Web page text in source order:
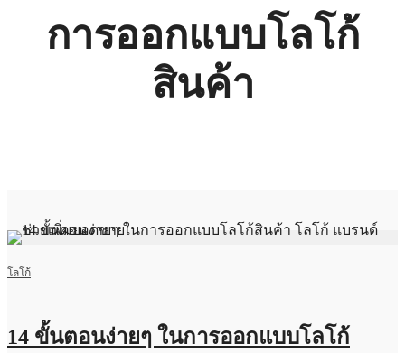
การออกแบบโลโก้
สินค้า
โลโก้
14 ขั้นตอนง่ายๆ ในการออกแบบโลโก้